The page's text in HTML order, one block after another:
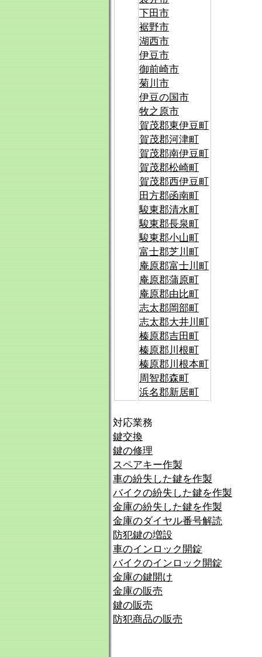
下田市
裾野市
湖西市
伊豆市
御前崎市
菊川市
伊豆の国市
牧之原市
賀茂郡東伊豆町
賀茂郡河津町
賀茂郡南伊豆町
賀茂郡松崎町
賀茂郡西伊豆町
田方郡函南町
駿東郡清水町
駿東郡長泉町
駿東郡小山町
富士郡芝川町
庵原郡富士川町
庵原郡蒲原町
庵原郡由比町
志太郡岡部町
志太郡大井川町
榛原郡吉田町
榛原郡川根町
榛原郡川根本町
周智郡森町
浜名郡新居町
対応業務
鍵交換
鍵の修理
スペアキー作製
車の紛失した鍵を作製
バイクの紛失した鍵を作製
金庫の紛失した鍵を作製
金庫のダイヤル番号解読
防犯鍵の増設
車のインロック開錠
バイクのインロック開錠
金庫の鍵開け
金庫の販売
鍵の販売
防犯商品の販売